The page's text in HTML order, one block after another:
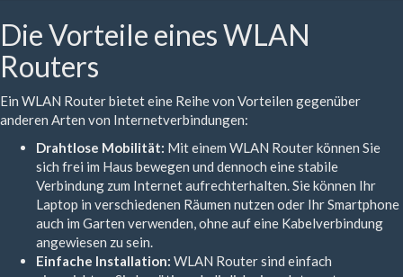
Die Vorteile eines WLAN
Routers
Ein WLAN Router bietet eine Reihe von Vorteilen gegenüber
anderen Arten von Internetverbindungen:
Drahtlose Mobilität: Mit einem WLAN Router können Sie
sich frei im Haus bewegen und dennoch eine stabile
Verbindung zum Internet aufrechterhalten. Sie können Ihr
Laptop in verschiedenen Räumen nutzen oder Ihr Smartphone
auch im Garten verwenden, ohne auf eine Kabelverbindung
angewiesen zu sein.
Einfache Installation: WLAN Router sind einfach